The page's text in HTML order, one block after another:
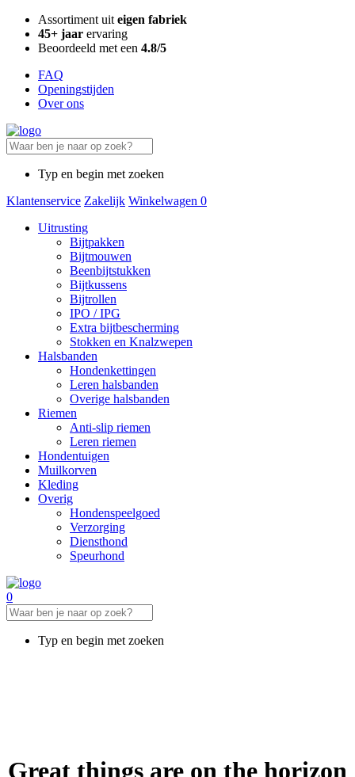
Assortiment uit eigen fabriek
45+ jaar ervaring
Beoordeeld met een 4.8/5
FAQ
Openingstijden
Over ons
Typ en begin met zoeken
Klantenservice Zakelijk Winkelwagen 0
Uitrusting
Bijtpakken
Bijtmouwen
Beenbijtstukken
Bijtkussens
Bijtrollen
IPO / IPG
Extra bijtbescherming
Stokken en Knalzwepen
Halsbanden
Hondenkettingen
Leren halsbanden
Overige halsbanden
Riemen
Anti-slip riemen
Leren riemen
Hondentuigen
Muilkorven
Kleding
Overig
Hondenspeelgoed
Verzorging
Diensthond
Speurhond
0
Typ en begin met zoeken
Great things are on the horizon